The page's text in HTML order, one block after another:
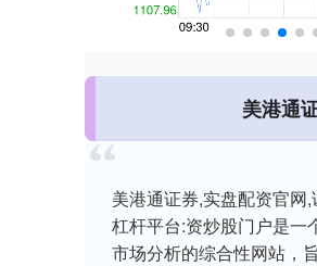
美港通
美港通证券,实盘配资官网
杠杆平台:资炒股门户是一
市场分析的综合性网站，